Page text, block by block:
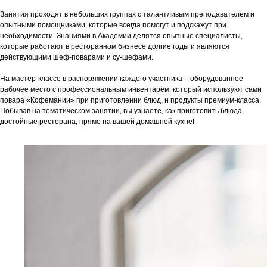
Занятия проходят в небольших группах с талантливым преподавателем и
опытными помощниками, которые всегда помогут и подскажут при
необходимости. Знаниями в Академии делятся опытные специалисты,
которые работают в ресторанном бизнесе долгие годы и являются
действующими шеф-поварами и су-шефами.
На мастер-классе в распоряжении каждого участника – оборудованное
рабочее место с профессиональным инвентарём, который используют сами
повара «Кофемании» при приготовлении блюд, и продукты премиум-класса.
Побывав на тематическом занятии, вы узнаете, как приготовить блюда,
достойные ресторана, прямо на вашей домашней кухне!